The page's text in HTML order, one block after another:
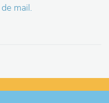
mail.